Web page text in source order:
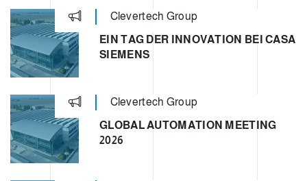
Clevertech Group
EIN TAG DER INNOVATION BEI CASA
SIEMENS
Clevertech Group
GLOBAL AUTOMATION MEETING
2026